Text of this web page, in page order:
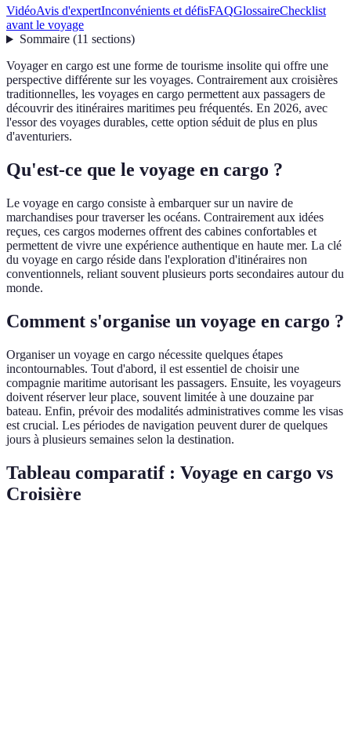
VidéoAvis d'expertInconvénients et défisFAQGlossaireChecklist
avant le voyage
Sommaire(11 sections)
Voyager en cargo est une forme de tourisme insolite qui offre une
perspective différente sur les voyages. Contrairement aux croisières
traditionnelles, les voyages en cargo permettent aux passagers de
découvrir des itinéraires maritimes peu fréquentés. En 2026, avec
l'essor des voyages durables, cette option séduit de plus en plus
d'aventuriers.
Qu'est-ce que le voyage en cargo ?
Le voyage en cargo consiste à embarquer sur un navire de
marchandises pour traverser les océans. Contrairement aux idées
reçues, ces cargos modernes offrent des cabines confortables et
permettent de vivre une expérience authentique en haute mer. La clé
du voyage en cargo réside dans l'exploration d'itinéraires non
conventionnels, reliant souvent plusieurs ports secondaires autour du
monde.
Comment s'organise un voyage en cargo ?
Organiser un voyage en cargo nécessite quelques étapes
incontournables. Tout d'abord, il est essentiel de choisir une
compagnie maritime autorisant les passagers. Ensuite, les voyageurs
doivent réserver leur place, souvent limitée à une douzaine par
bateau. Enfin, prévoir des modalités administratives comme les visas
est crucial. Les périodes de navigation peuvent durer de quelques
jours à plusieurs semaines selon la destination.
Tableau comparatif : Voyage en cargo vs
Croisière